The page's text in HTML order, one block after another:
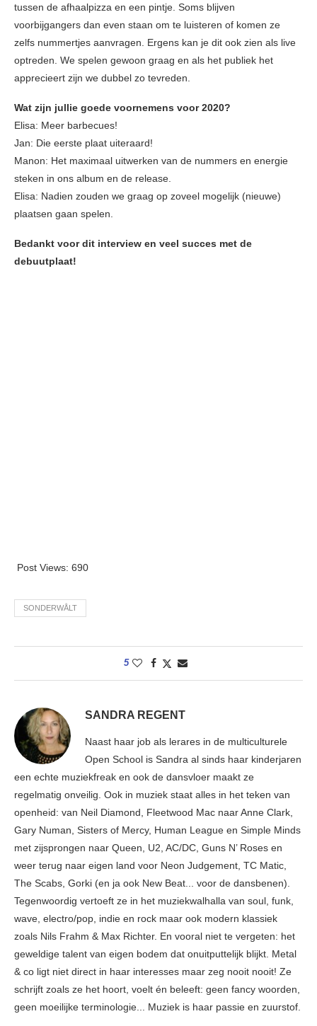
tussen de afhaalpizza en een pintje. Soms blijven
voorbijgangers dan even staan om te luisteren of komen ze
zelfs nummertjes aanvragen. Ergens kan je dit ook zien als live
optreden. We spelen gewoon graag en als het publiek het
apprecieert zijn we dubbel zo tevreden.
Wat zijn jullie goede voornemens voor 2020?
Elisa: Meer barbecues!
Jan: Die eerste plaat uiteraard!
Manon: Het maximaal uitwerken van de nummers en energie
steken in ons album en de release.
Elisa: Nadien zouden we graag op zoveel mogelijk (nieuwe)
plaatsen gaan spelen.
Bedankt voor dit interview en veel succes met de
debuutplaat!
Post Views: 690
SONDERWÅLT
5
SANDRA REGENT
Naast haar job als lerares in de multiculturele
Open School is Sandra al sinds haar kinderjaren
een echte muziekfreak en ook de dansvloer maakt ze
regelmatig onveilig. Ook in muziek staat alles in het teken van
openheid: van Neil Diamond, Fleetwood Mac naar Anne Clark,
Gary Numan, Sisters of Mercy, Human League en Simple Minds
met zijsprongen naar Queen, U2, AC/DC, Guns N’ Roses en
weer terug naar eigen land voor Neon Judgement, TC Matic,
The Scabs, Gorki (en ja ook New Beat... voor de dansbenen).
Tegenwoordig vertoeft ze in het muziekwalhalla van soul, funk,
wave, electro/pop, indie en rock maar ook modern klassiek
zoals Nils Frahm & Max Richter. En vooral niet te vergeten: het
geweldige talent van eigen bodem dat onuitputtelijk blijkt. Metal
& co ligt niet direct in haar interesses maar zeg nooit nooit! Ze
schrijft zoals ze het hoort, voelt én beleeft: geen fancy woorden,
geen moeilijke terminologie... Muziek is haar passie en zuurstof.